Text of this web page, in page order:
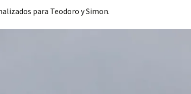
para Teodoro y Simon.